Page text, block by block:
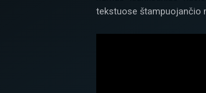
tekstuose štampuojančio